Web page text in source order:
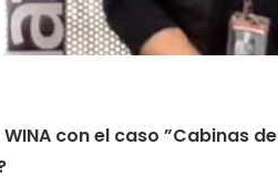
con el caso ”Cabinas de